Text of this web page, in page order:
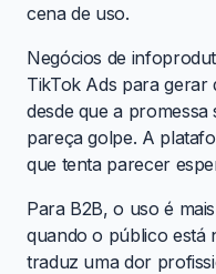
cena de uso.
Negócios de
TikTok Ads para gerar
desde que a
pareça golpe. A
que tenta parecer
Para B2B, o uso é
quando o público está
traduz uma dor